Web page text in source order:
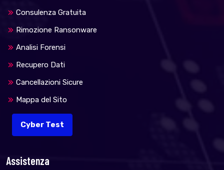
Consulenza Gratuita
Rimozione Ransonware
Analisi Forensi
Recupero Dati
Cancellazioni Sicure
Mappa del Sito
Cyber Test
Assistenza